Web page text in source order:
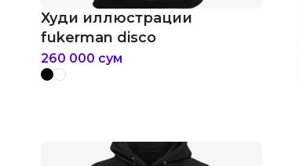
Худи иллюстрации
fukerman disco
260 000 сум